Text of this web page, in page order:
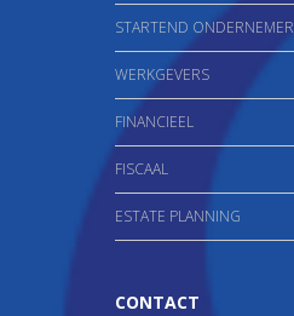
STARTEND ONDERNEMER
WERKGEVERS
FINANCIEEL
FISCAAL
ESTATE PLANNING
CONTACT